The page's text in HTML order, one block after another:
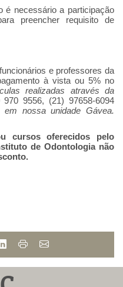
é necessário a participação
preencher requisito de
e professores da
à vista ou 5% no
realizadas através da
9556, (21) 97658-6094
em nossa unidade Gávea.
cursos oferecidos pelo
de Odontologia não